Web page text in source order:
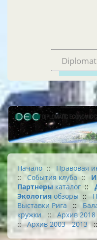
Начало :: Правовая
:: События клуба ::
Партнеры каталог ::
Экология обзоры ::
Выставки Рига
::
кружки
:: Архив 2018
::Архив 2003 - 2013